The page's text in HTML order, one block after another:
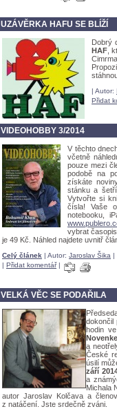
UZÁVĚRKA HAFU SE BLÍŽÍ
Dobrý
HAF ,
| Autor:
Přidat
VIDEOHOBBY 3/2014
V těchto
včetně
pouze mezi
podobě na
získáte
stánku a
Vytvořte si
čísla! Vaše
notebooku,
vybrat
je 49 Kč. Náhled najdete uvnitř
Celý článek | Autor: Jaroslav Šika |
| Přidat komentář|
VELKÁ VĚC SE PODAŘILA
dokončil
hodin
a
České
úsilí
září
a
Michala
autor Jaroslav Kolčava a
z natáčení. Jste srdečně zváni.